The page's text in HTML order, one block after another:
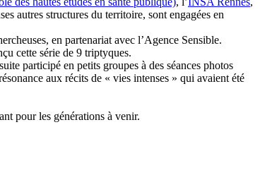
autres structures du territoire, sont engagées en
en partenariat avec l’Agence Sensible.
cette série de 9 triptyques.
participé en petits groupes à des séances photos
aux récits de « vies intenses » qui avaient été
pour les générations à venir.